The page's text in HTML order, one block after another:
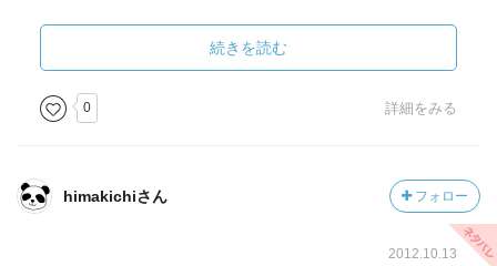
金を払うことは、心の貯金につながっている。自分の時間
を作ることの大切さ、特に家族ができた後、一人でいるこ
とは自分らしさを出せる時間ということなので、そういっ
た時間を作るように心がけることが良い。
一生に一度うつになるひとは4.8％だって。
多いなあという印象。
続きを読む
0 詳細をみる
himakichiさん フォロー
2012.10.13